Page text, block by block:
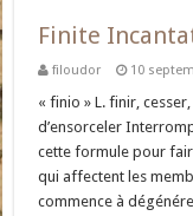
Finite
filoudor 10
« finio » L. finir,
d’ensorceler
cette formule pour
qui affectent les
commence à